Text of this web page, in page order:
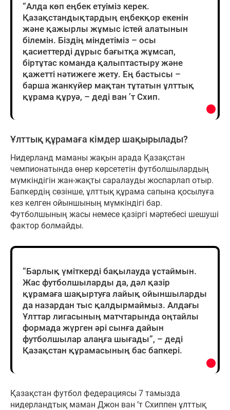
“Алда көп еңбек етуіміз керек.
Қазақстандықтардың еңбекқор екенін
және қажырлы жұмыс істей алатынын
білемін. Біздің міндетіміз – осы
қасиеттерді дұрыс бағытқа жұмсап,
біртұтас команда қалыптастыру және
қажетті нәтижеге жету. Ең бастысы –
барша жанкүйер мақтан тұтатын ұлттық
құрама құруә, – деді ван ’т Схип.
Ұлттық құрамаға кімдер шақырылады?
Нидерланд маманы жақын арада Қазақстан
чемпионатында өнер көрсететін футболшылардың
мүмкіндігін жан-жақты саралауды жоспарлап отыр.
Бапкердің сөзінше, ұлттық құрама сапына қосылуға
кез келген ойыншының мүмкіндігі бар.
Футболшының жасы немесе қазіргі мәртебесі шешуші
фактор болмайды.
“Барлық үміткерді бақылауда ұстаймын.
Жас футболшыларды да, дәл қазір
құрамаға шақыртуға лайық ойыншыларды
да назардан тыс қалдырмаймыз. Алдағы
Ұлттар лигасының матчтарында оңтайлы
формада жүрген әрі сынға дайын
футболшылар алаңға шығады”, – деді
Қазақстан құрамасының бас бапкері.
Қазақстан футбол федерациясы 7 тамызда
нидерландтық маман Джон ван ’т Схиппен ұлттық